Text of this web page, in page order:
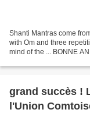
Shanti Mantras come
with Om and three
mind of the ... BONNE
grand succès !
l'Union